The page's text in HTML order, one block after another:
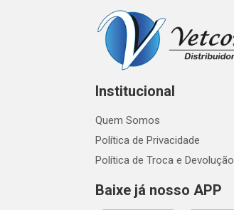
Institucional
Quem Somos
Política de Privacidade
Política de Troca e Devolução
Baixe já nosso APP